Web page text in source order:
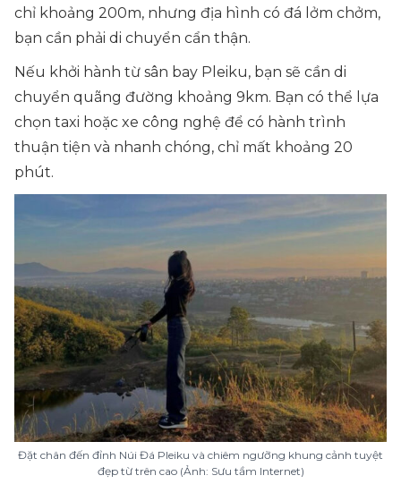
chỉ khoảng 200m, nhưng địa hình có đá lởm chởm,
bạn cần phải di chuyển cẩn thận.
Nếu khởi hành từ sân bay Pleiku, bạn sẽ cần di
chuyển quãng đường khoảng 9km. Bạn có thể lựa
chọn taxi hoặc xe công nghệ để có hành trình
thuận tiện và nhanh chóng, chỉ mất khoảng 20
phút.
Đặt chân đến đỉnh Núi Đá Pleiku và chiêm ngưỡng khung cảnh tuyệt
đẹp từ trên cao (Ảnh: Sưu tầm Internet)